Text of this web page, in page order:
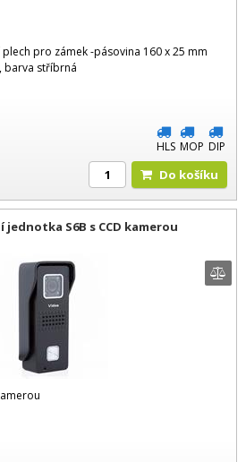
pro zámek -pásovina 160 x 25 mm
barva stříbrná
HLS MOP DIP
Do košíku
jednotka S6B s CCD kamerou